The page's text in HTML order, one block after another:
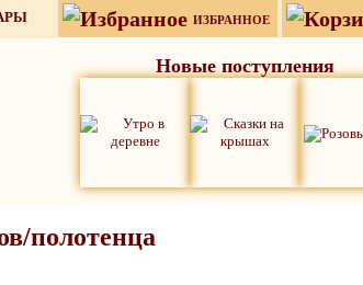
ИЗБРАННОЕ
Новые поступления
полотенца